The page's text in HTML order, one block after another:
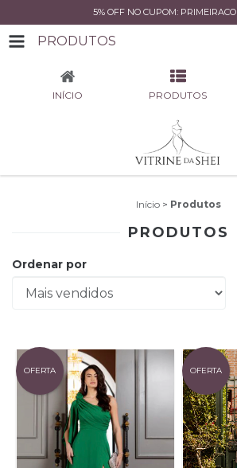
5% OFF NO CUPOM:
PRODUTOS
INÍCIO PRODUTOS
Início > Produtos
PRODUTOS
Ordenar por
OFERTA OFERTA